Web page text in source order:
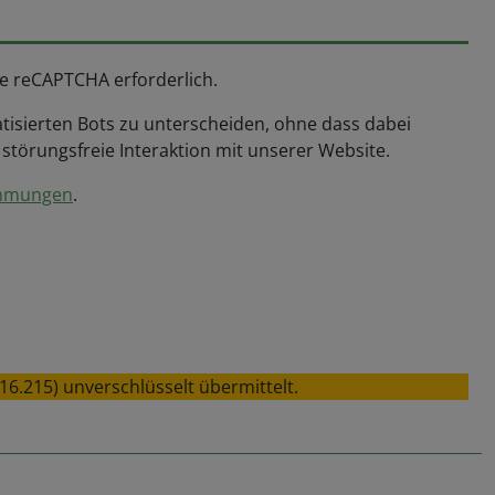
erforderlich.
Bots zu unterscheiden, ohne dass dabei
Interaktion mit unserer Website.
.
unverschlüsselt übermittelt.